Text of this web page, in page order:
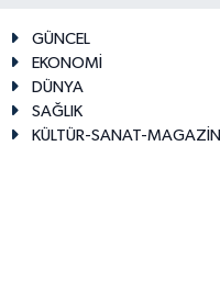
GÜNCEL
EKONOMİ
DÜNYA
SAĞLIK
KÜLTÜR-SANAT-MAGAZİN